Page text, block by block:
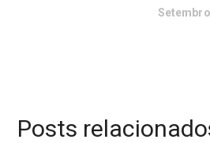
Posts